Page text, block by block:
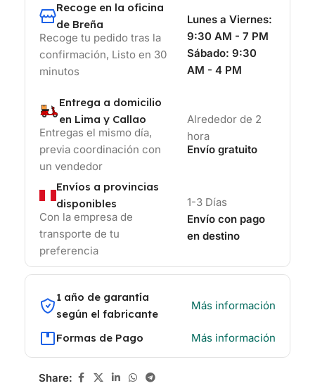
Recoge en la oficina
de Breña
Recoge tu pedido tras la
confirmación, Listo en 30
minutos
Lunes a Viernes:
9:30 AM - 7 PM
Sábado: 9:30
AM - 4 PM
Entrega a domicilio
en Lima y Callao
Entregas el mismo día,
previa coordinación con
un vendedor
Alrededor de 2
hora
Envío gratuito
Envíos a provincias
disponibles
Con la empresa de
transporte de tu
preferencia
1-3 Días
Envío con pago
en destino
1 año de garantía
según el fabricante
Más información
Formas de Pago Más información
Share: